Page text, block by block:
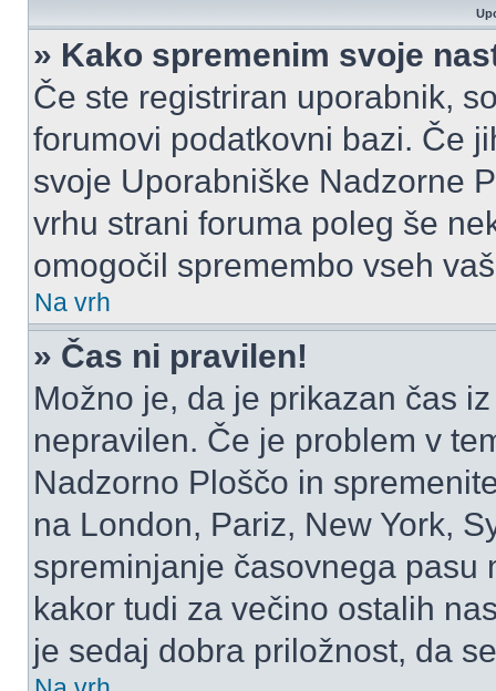
» Kako spremenim svoje
Če ste registriran uporabnik,
forumovi podatkovni bazi. Če
svoje Uporabniške Nadzorne
vrhu strani foruma poleg še
omogočil spremembo vseh
Na vrh
» Čas ni pravilen!
Možno je, da je prikazan čas
nepravilen. Če je problem v
Nadzorno Ploščo in
na London, Pariz, New York,
spreminjanje časovnega pasu
kakor tudi za večino ostalih
je sedaj dobra priložnost, da